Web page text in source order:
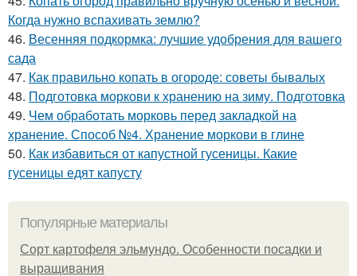
Когда нужно вспахивать землю?
46. Весенняя подкормка: лучшие удобрения для вашего
сада
47. Как правильно копать в огороде: советы бывалых
48. Подготовка моркови к хранению на зиму. Подготовка
49. Чем обработать морковь перед закладкой на
хранение. Способ №4. Хранение моркови в глине
50. Как избавиться от капустной гусеницы. Какие
гусеницы едят капусту
Популярные материалы
Сорт картофеля эльмундо. Особенности посадки и
выращивания